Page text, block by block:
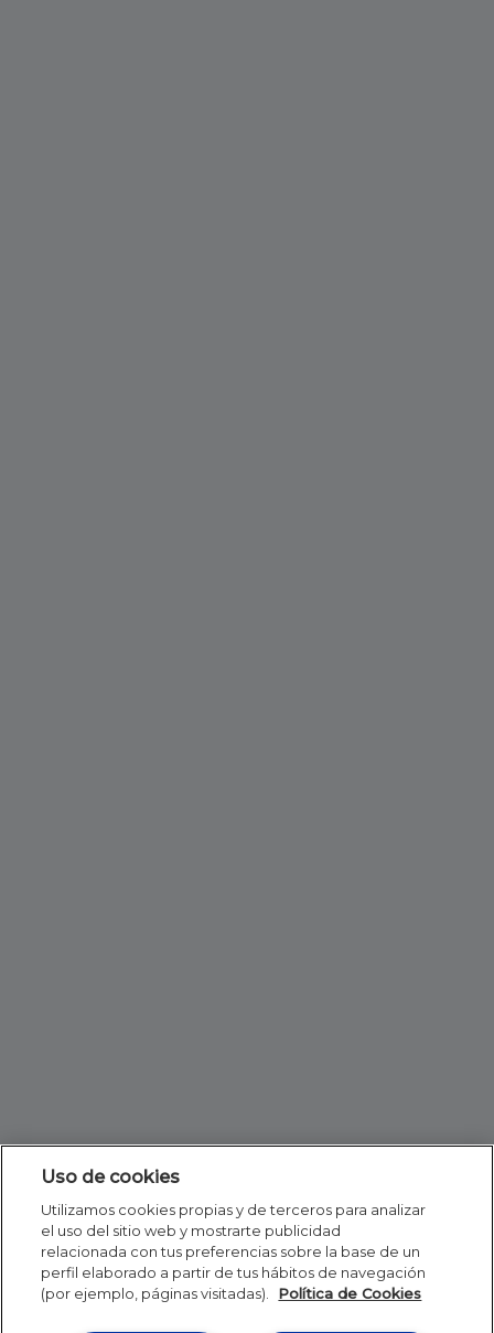
Uso de cookies
Utilizamos cookies propias y de terceros para analizar
el uso del sitio web y mostrarte publicidad
relacionada con tus preferencias sobre la base de un
perfil elaborado a partir de tus hábitos de navegación
(por ejemplo, páginas visitadas).
Política de Cookies